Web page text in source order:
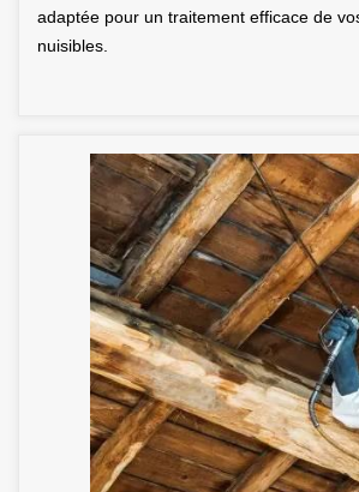
adaptée pour un traitement efficace de
nuisibles.